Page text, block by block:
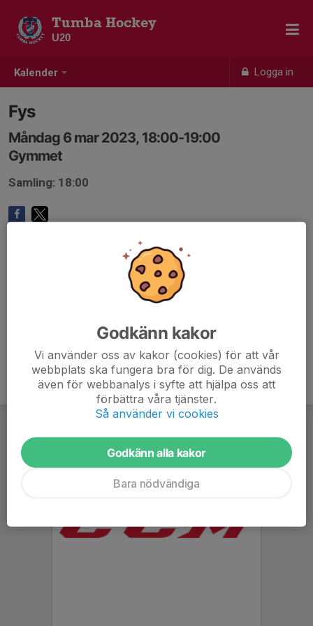
Kalender Logga in
Tumba Hockey
U20
Fys
Måndag 6 mar 2023, 18:00-19:00
Gymmet
Samling: 18:00
Godkänn kakor
Vi använder oss av kakor (cookies) för att vår
webbplats ska fungera bra för dig. De används
även för webbanalys i syfte att hjälpa oss att
förbättra våra tjänster.
Så använder vi cookies
Godkänn alla kakor
Bara nödvändiga